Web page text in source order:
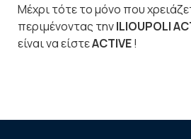
Μέχρι τότε το μόνο που
περιμένοντας τηνILIOUPOLI
είναι να είστεACTIVE!